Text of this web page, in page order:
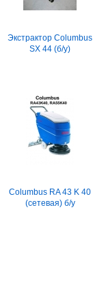
Экстрактор Columbus
SX 44 (б/у)
Columbus RA 43 K 40
(сетевая) б/у